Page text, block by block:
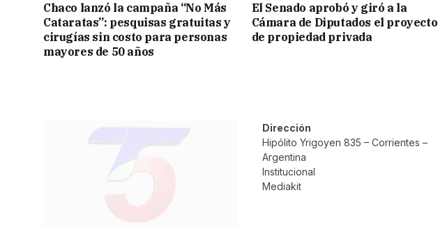
Chaco lanzó la campaña “No Más
Cataratas”: pesquisas gratuitas y
cirugías sin costo para personas
mayores de 50 años
El Senado aprobó y giró a la
Cámara de Diputados el proyecto
de propiedad privada
Dirección
Hipólito Yrigoyen 835 – Corrientes –
Argentina
Institucional
Mediakit